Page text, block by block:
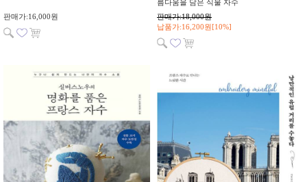
판매가:16,000원
름다움을 담은 식물 자수
판매가:18,000원
납품가:16,200원[10%]